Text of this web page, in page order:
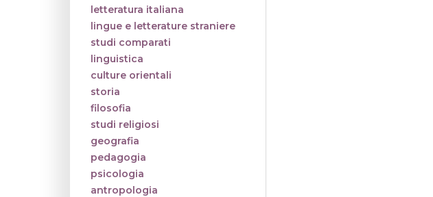
letteratura italiana
lingue e letterature straniere
studi comparati
linguistica
culture orientali
storia
filosofia
studi religiosi
geografia
pedagogia
psicologia
antropologia